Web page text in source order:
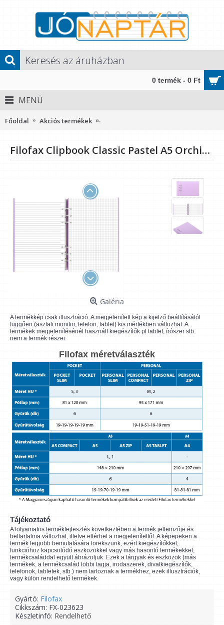
0 termék - 0 Ft
MENÜ
Főoldal Akciós termékek
Filofax Clipbook Classic Pastel A5 Orchidea
Galéria
A termékkép csak illusztráció. A megjelenített kép a kijelző beállításától
függően (asztali monitor, telefon, tablet) kis mértékben változhat. A
termékek megjelenítésénél használt kiegészítők pl tablet, írószer stb.
nem a termék részei.
Filofax méretválaszték
Tájékoztató
A folyamatos termékfejlesztés következtében a termék jellemzője és
beltartalma változhat, illetve eltérhet a megjelenítettől. A képepeken a
termék legjobb bemutatására törekszünk, ezért kiegészítőkkel,
funkcióhoz kapcsolódó eszközökkel vagy más hasonló termékekkel,
termékcsaláddal együtt ábrázoljuk. Ezek a tárgyak és eszközök (más
termékek, a termékcsalád többi tagja, irodaszerek, divatkiegészítők,
telefonok, tabletek, stb.) nem tartoznak a termékhez, ezek illusztrációk,
vagy külön rendelhető termékek.
Gyártó: Filofax
Cikkszám: FX-023623
Készletinfó: Rendelhető